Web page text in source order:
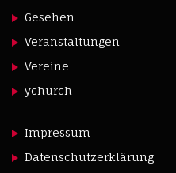
Gesehen
Veranstaltungen
Vereine
ychurch
Impressum
Datenschutzerklärung